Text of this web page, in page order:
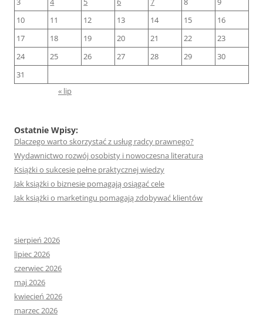
10
11 12 13 14 15
16
17
18 19 20 21 22
23
24
25 26 27 28 29
30
31
« lip
Ostatnie Wpisy:
Dlaczego warto skorzystać z usług radcy prawnego?
Wydawnictwo rozwój osobisty i nowoczesna literatura
Książki o sukcesie pełne praktycznej wiedzy
Jak książki o biznesie pomagają osiągać cele
Jak książki o marketingu pomagają zdobywać klientów
sierpień 2026
lipiec 2026
czerwiec 2026
maj 2026
kwiecień 2026
marzec 2026